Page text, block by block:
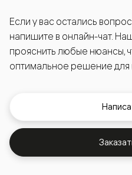
Если у вас остались
напишите в онлайн-чат.
прояснить любые нюансы,
оптимальное решение для